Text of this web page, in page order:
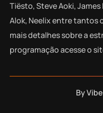
Tiësto, Steve Aoki,
Alok, Neelix entre tantos
mais detalhes sobre a
programação acesse o
By